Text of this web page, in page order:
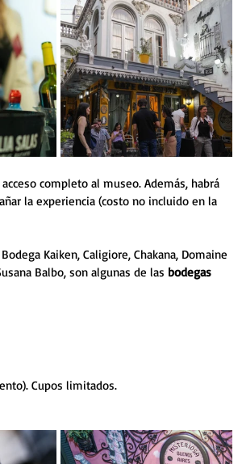
completo al museo. Además, habrá
la experiencia (costo no incluido en la
Kaiken, Caligiore, Chakana, Domaine
Balbo, son algunas de las bodegas
Cupos limitados.